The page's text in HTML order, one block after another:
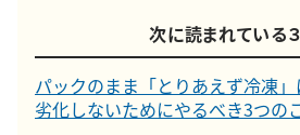
次に読まれている
パックのまま「とりあえず冷凍
劣化しないためにやるべき3つの